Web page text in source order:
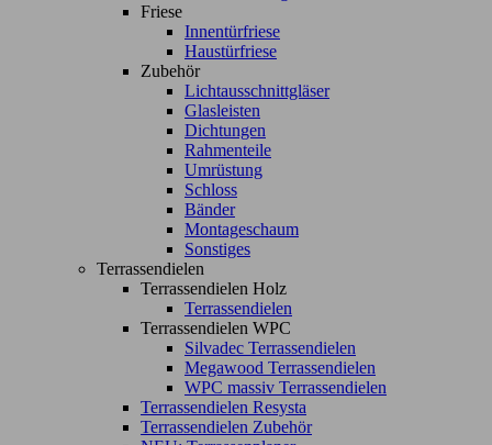
Friese
Innentürfriese
Haustürfriese
Zubehör
Lichtausschnittgläser
Glasleisten
Dichtungen
Rahmenteile
Umrüstung
Schloss
Bänder
Montageschaum
Sonstiges
Terrassendielen
Terrassendielen Holz
Terrassendielen
Terrassendielen WPC
Silvadec Terrassendielen
Megawood Terrassendielen
WPC massiv Terrassendielen
Terrassendielen Resysta
Terrassendielen Zubehör